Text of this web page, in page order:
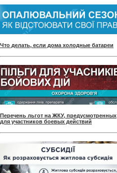
Что делать, если дома холодные батареи
Перечень льгот на ЖКУ, предусмотренных
для участников боевых действий